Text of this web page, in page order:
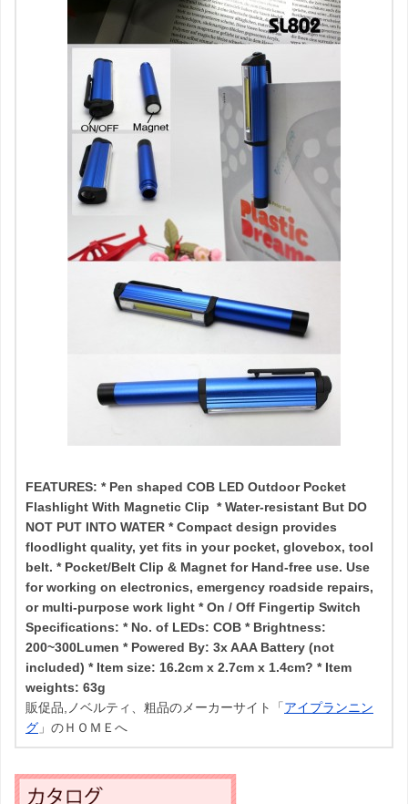
FEATURES: * Pen shaped COB LED Outdoor Pocket
Flashlight With Magnetic Clip * Water-resistant But DO
NOT PUT INTO WATER * Compact design provides
floodlight quality, yet fits in your pocket, glovebox, tool
belt. * Pocket/Belt Clip & Magnet for Hand-free use. Use
for working on electronics, emergency roadside repairs,
or multi-purpose work light * On / Off Fingertip Switch
Specifications: * No. of LEDs: COB * Brightness:
200~300Lumen * Powered By: 3x AAA Battery (not
included) * Item size: 16.2cm x 2.7cm x 1.4cm? * Item
weights: 63g
販促品,ノベルティ、粗品のメーカーサイト「アイプランニン
グ 」のＨＯＭＥへ